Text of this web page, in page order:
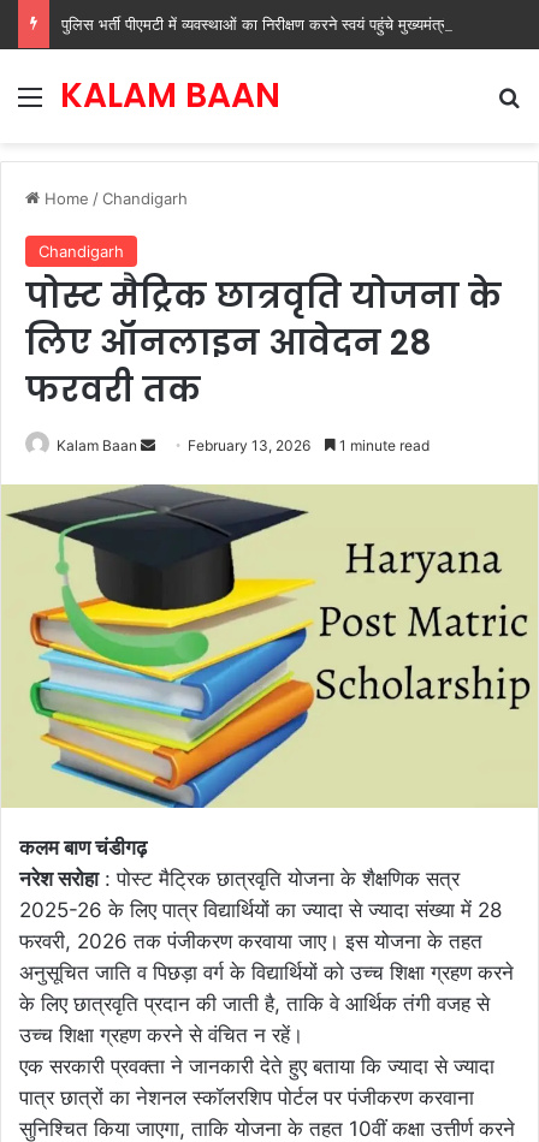
Menu
KALAM BAAN
Home /Chandigarh
Chandigarh
पोस्ट मैट्रिक छात्रवृति योजना के
लिए ऑनलाइन आवेदन 28
फरवरी तक
Kalam Baan
Send
email
February 13, 2026 1 minute read
कलम बाण चंडीगढ़
नरेश सरोहा: पोस्ट मैट्रिक छात्रवृति योजना के शैक्षणिक सत्र
2025-26 के लिए पात्र विद्यार्थियों का ज्यादा से ज्यादा संख्या में 28
फरवरी, 2026 तक पंजीकरण करवाया जाए। इस योजना के तहत
अनुसूचित जाति व पिछड़ा वर्ग के विद्यार्थियों को उच्च शिक्षा ग्रहण करने
के लिए छात्रवृति प्रदान की जाती है, ताकि वे आर्थिक तंगी वजह से
उच्च शिक्षा ग्रहण करने से वंचित न रहें।
एक सरकारी प्रवक्ता ने जानकारी देते हुए बताया कि ज्यादा से ज्यादा
पात्र छात्रों का नेशनल स्कॉलरशिप पोर्टल पर पंजीकरण करवाना
सुनिश्चित किया जाएगा, ताकि योजना के तहत 10वीं कक्षा उत्तीर्ण करने